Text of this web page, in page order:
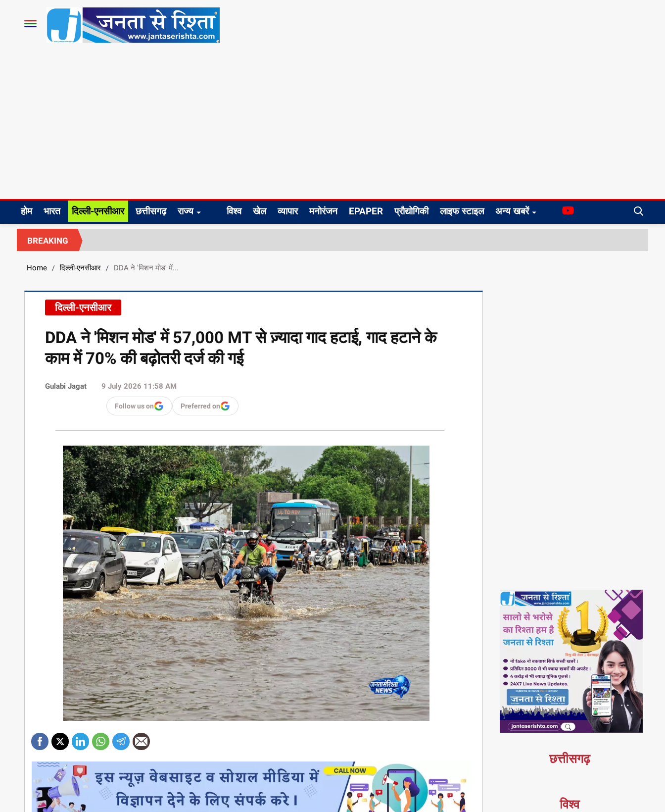
होम भारत दिल्ली-एनसीआर छत्तीसगढ़ राज्य विश्व खेल व्यापार मनोरंजन EPAPER प्रौद्योगिकी लाइफ स्टाइल अन्य खबरें
BREAKING
Home / दिल्ली-एनसीआर / DDA ने 'मिशन मोड' में...
दिल्ली-एनसीआर
DDA ने 'मिशन मोड' में 57,000 MT से ज़्यादा गाद हटाई, गाद हटाने के
काम में 70% की बढ़ोतरी दर्ज की गई
Gulabi Jagat 9 July 2026 11:58 AM
Follow us on Preferred on
छत्तीसगढ़
विश्व